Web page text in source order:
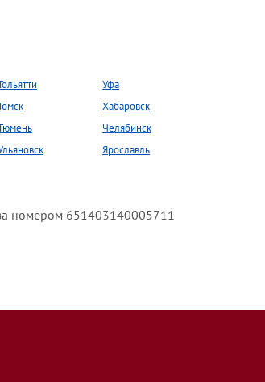
Уфа
Хабаровск
Челябинск
Ярославль
номером 651403140005711